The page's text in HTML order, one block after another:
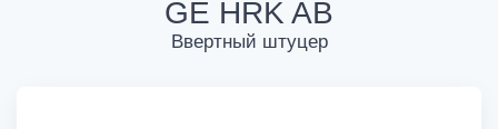
GE HRK AB
Ввертный штуцер